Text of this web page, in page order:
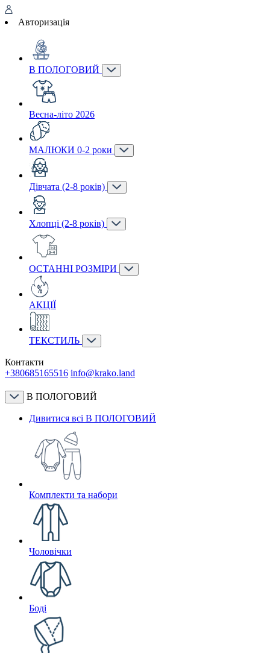
Авторизація
В ПОЛОГОВИЙ
Весна-літо 2026
МАЛЮКИ 0-2 роки
Дівчата (2-8 років)
Хлопці (2-8 років)
ОСТАННІ РОЗМІРИ
АКЦІЇ
ТЕКСТИЛЬ
Контакти
+380685165516 info@krako.land
В ПОЛОГОВИЙ
Дивитися всі В ПОЛОГОВИЙ
Комплекти та набори
Чоловічки
Боді